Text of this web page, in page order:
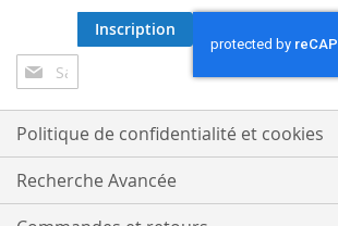
Inscription
à
notre
lettre
d’information
:
Inscription
Politique de confidentialité et cookies
Recherche Avancée